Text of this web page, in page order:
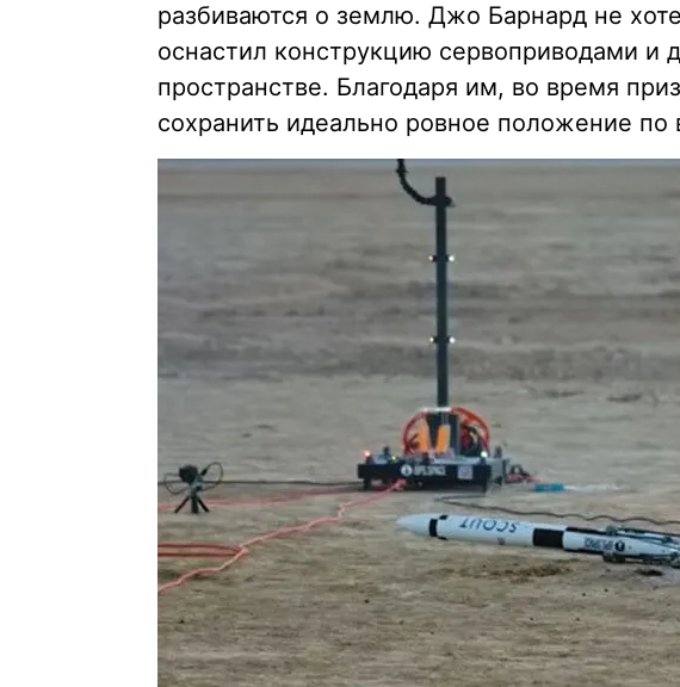
разбиваются о землю. Джо Барнард не
оснастил конструкцию сервоприводами и
пространстве. Благодаря им, во время
сохранить идеально ровное положение по